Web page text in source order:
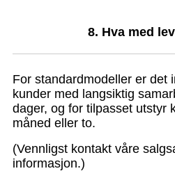
8. Hva med
For standardmodeller er det
kunder med langsiktig
dager, og for tilpasset utstyr
måned eller to.
(Vennligst kontakt våre
informasjon.)